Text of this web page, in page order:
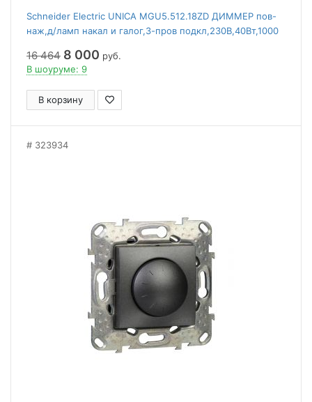
Schneider Electric UNICA MGU5.512.18ZD ДИММЕР пов-
наж,д/ламп накал и галог,3-пров подкл,230В,40Вт,1000
16 464 8 000 руб.
В шоуруме: 9
В корзину
323934